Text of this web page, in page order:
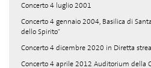
Concerto 4 luglio 2001
Concerto 4 gennaio 2004, Basilica di
dello Spirito"
Concerto 4 dicembre 2020 in Diretta
Concerto 4 aprile 2012 Auditorium della